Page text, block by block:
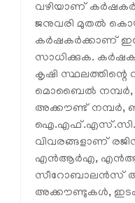
വഴിയാണ് കര്‍ഷകര്‍
ജനുവരി മുതല്‍
കര്‍ഷകര്‍ക്കാണ്
സാധിക്കുക.
കൃഷി സ്ഥലത്തിന്റെ
മൊബൈല്‍ നമ്പര്‍,
അക്കൗണ്ട് നമ്പര്‍,
ഐ.എഫ്.എസ്.സി.
വിവരങ്ങളാണ്
എന്‍ആര്‍എ,
സീറോബാലന്‍സ്
അക്കൗണ്ടുകള്‍,